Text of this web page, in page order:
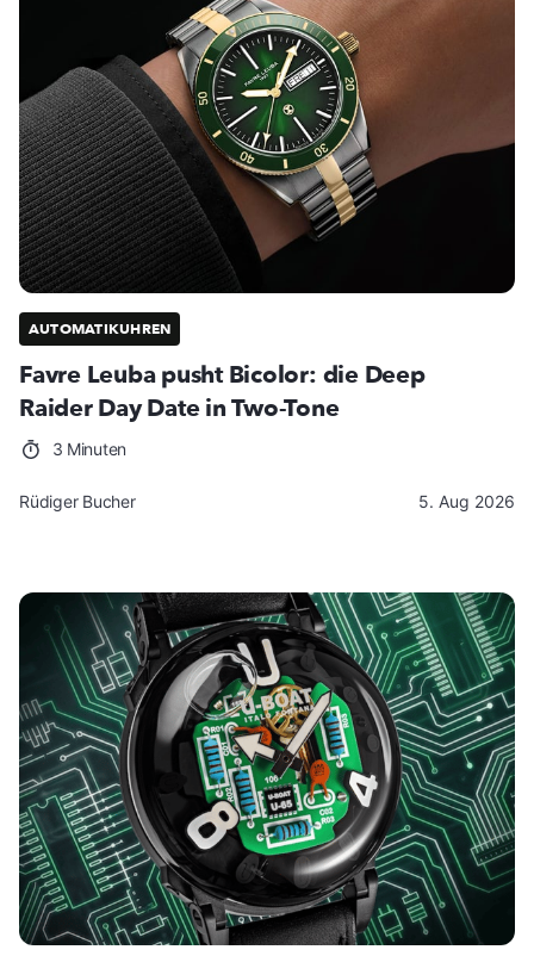
AUTOMATIKUHREN
Favre Leuba pusht Bicolor: die Deep
Raider Day Date in Two-Tone
3 Minuten
Rüdiger Bucher 5. Aug 2026